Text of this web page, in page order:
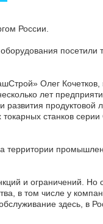
России.
посетили
Олег Кочетков,
лет
развития
станков
территории
и ограничений. Но
в том числе у
здесь, в